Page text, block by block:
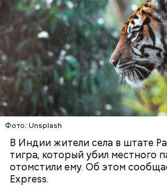
Фото: Unsplash
В Индии жители села в штате
тигра, который убил местного
отомстили ему. Об этом
Express.
Он также уточнил, что у
шансов выжить, если он
Ни один метод и способ
стрессовой ситуации не
обитателя больше преимуществ
выносливости, так и по силе.
окрестности нужно развивать: